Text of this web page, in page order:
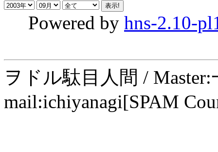
Powered by hns-2.10-
ヲドル駄目人間 /
mail:ichiyanagi[SPAM